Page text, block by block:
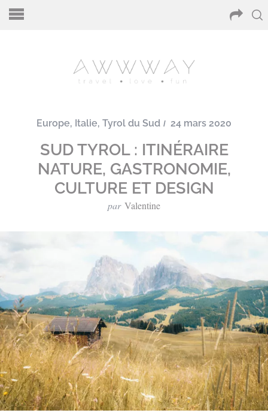
Europe, Italie, Tyrol du Sud 24 mars 2020
SUD TYROL : ITINÉRAIRE
NATURE, GASTRONOMIE,
CULTURE ET DESIGN
par Valentine